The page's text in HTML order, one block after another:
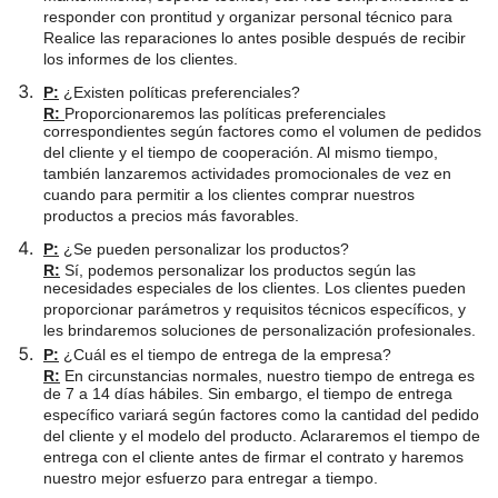
responder con prontitud y organizar personal técnico para
Realice las reparaciones lo antes posible después de recibir
los informes de los clientes.
P: ¿Existen políticas preferenciales?
R: Proporcionaremos las políticas preferenciales
correspondientes según factores como el volumen de pedidos
del cliente y el tiempo de cooperación. Al mismo tiempo,
también lanzaremos actividades promocionales de vez en
cuando para permitir a los clientes comprar nuestros
productos a precios más favorables.
P: ¿Se pueden personalizar los productos?
R: Sí, podemos personalizar los productos según las
necesidades especiales de los clientes. Los clientes pueden
proporcionar parámetros y requisitos técnicos específicos, y
les brindaremos soluciones de personalización profesionales.
P: ¿Cuál es el tiempo de entrega de la empresa?
R: En circunstancias normales, nuestro tiempo de entrega es
de 7 a 14 días hábiles. Sin embargo, el tiempo de entrega
específico variará según factores como la cantidad del pedido
del cliente y el modelo del producto. Aclararemos el tiempo de
entrega con el cliente antes de firmar el contrato y haremos
nuestro mejor esfuerzo para entregar a tiempo.